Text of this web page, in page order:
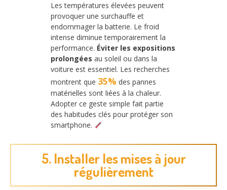
Les températures élevées peuvent
provoquer une surchauffe et
endommager la batterie. Le froid
intense diminue temporairement la
performance. Éviter les expositions
prolongées au soleil ou dans la
voiture est essentiel. Les recherches
montrent que 35% des pannes
matérielles sont liées à la chaleur.
Adopter ce geste simple fait partie
des habitudes clés pour protéger son
smartphone.
5. Installer les mises à jour
régulièrement